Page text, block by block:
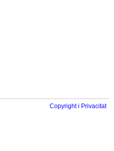
Copyright i Privacitat